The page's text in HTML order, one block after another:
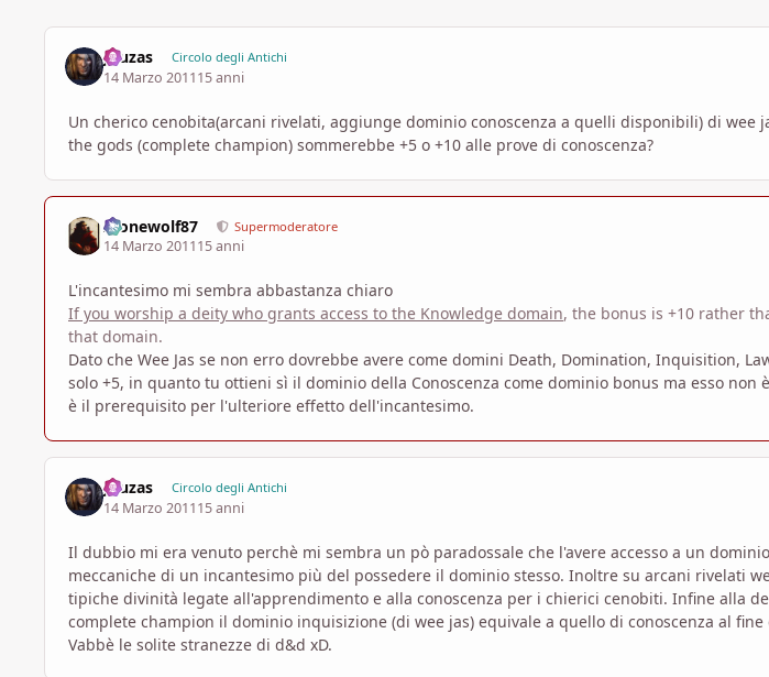
Jouzas Circolo degli Antichi
14 Marzo 201115 anni
Un cherico cenobita(arcani rivelati, aggiunge dominio conoscenza a quelli disponibili) di wee
the gods (complete champion) sommerebbe +5 o +10 alle prove di conoscenza?
Alonewolf87 Supermoderatore
14 Marzo 201115 anni
L'incantesimo mi sembra abbastanza chiaro
If you worship a deity who grants access to the Knowledge domain, the bonus is +10 rather
that domain.
Dato che Wee Jas se non erro dovrebbe avere come domini Death, Domination, Inquisition,
solo +5, in quanto tu ottieni sì il dominio della Conoscenza come dominio bonus ma esso non
è il prerequisito per l'ulteriore effetto dell'incantesimo.
Jouzas Circolo degli Antichi
14 Marzo 201115 anni
Il dubbio mi era venuto perchè mi sembra un pò paradossale che l'avere accesso a un
meccaniche di un incantesimo più del possedere il dominio stesso. Inoltre su arcani rivelati
tipiche divinità legate all'apprendimento e alla conoscenza per i chierici cenobiti. Infine alla
complete champion il dominio inquisizione (di wee jas) equivale a quello di conoscenza al
Vabbè le solite stranezze di d&d xD.